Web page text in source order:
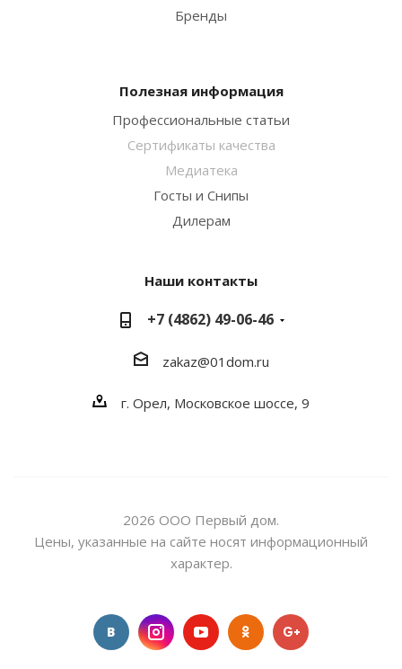
Бренды
Полезная информация
Профессиональные статьи
Сертификаты качества
Медиатека
Госты и Снипы
Дилерам
Наши контакты
+7 (4862) 49-06-46
zakaz@01dom.ru
г. Орел, Московское шоссе, 9
2026 ООО Первый дом.
Цены, указанные на сайте носят информационный
характер.